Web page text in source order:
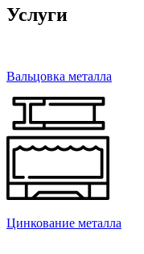
Услуги
Вальцовка металла
Цинкование металла